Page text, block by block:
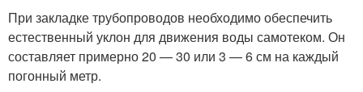
При закладке трубопроводов необходимо обеспечить
естественный уклон для движения воды самотеком. Он
составляет примерно 20 — 30 или 3 — 6 см на каждый
погонный метр.